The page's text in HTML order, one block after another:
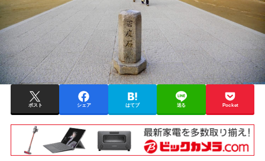
ポスト シェア はてブ 送る Pocket